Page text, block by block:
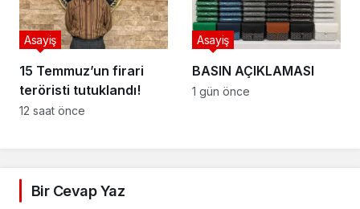
15 Temmuz’un firari
teröristi tutuklandı!
Asayiş
12 saat önce
BASIN AÇIKLAMASI
Asayiş
1 gün önce
Bir Cevap Yaz